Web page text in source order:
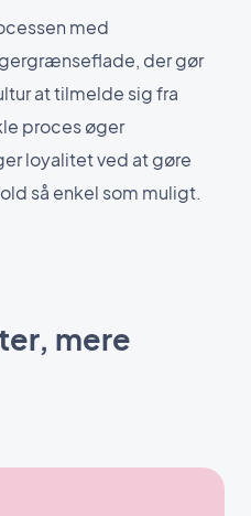
med
der gør
at tilmelde sig fra
proces øger
loyalitet ved at gøre
så enkel som muligt.
mere